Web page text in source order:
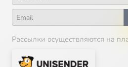
Рассылки осуществляются на